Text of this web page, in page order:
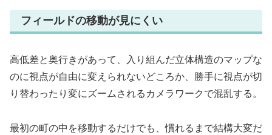
フィールドの移動が見にくい
高低差と奥行きがあって、入り組んだ立体構造のマップな
のに視点が自由に変えられないどころか、勝手に視点が切
り替わったり変にズームされるカメラワークで混乱する。
最初の町の中を移動するだけでも、慣れるまで結構大変だ